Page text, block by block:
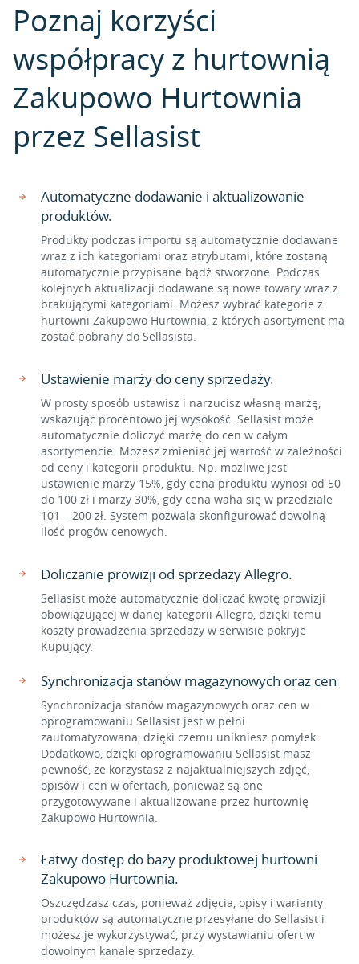
Poznaj korzyści
współpracy z hurtownią
Zakupowo Hurtownia
przez Sellasist
Automatyczne dodawanie i aktualizowanie
produktów.
Produkty podczas importu są automatycznie dodawane
wraz z ich kategoriami oraz atrybutami, które zostaną
automatycznie przypisane bądź stworzone. Podczas
kolejnych aktualizacji dodawane są nowe towary wraz z
brakującymi kategoriami. Możesz wybrać kategorie z
hurtowni Zakupowo Hurtownia, z których asortyment ma
zostać pobrany do Sellasista.
Ustawienie marży do ceny sprzedaży.
W prosty sposób ustawisz i narzucisz własną marżę,
wskazując procentowo jej wysokość. Sellasist może
automatycznie doliczyć marżę do cen w całym
asortymencie. Możesz zmieniać jej wartość w zależności
od ceny i kategorii produktu. Np. możliwe jest
ustawienie marży 15%, gdy cena produktu wynosi od 50
do 100 zł i marży 30%, gdy cena waha się w przedziale
101 – 200 zł. System pozwala skonfigurować dowolną
ilość progów cenowych.
Doliczanie prowizji od sprzedaży Allegro.
Sellasist może automatycznie doliczać kwotę prowizji
obowiązującej w danej kategorii Allegro, dzięki temu
koszty prowadzenia sprzedaży w serwisie pokryje
Kupujący.
Synchronizacja stanów magazynowych oraz cen
Synchronizacja stanów magazynowych oraz cen w
oprogramowaniu Sellasist jest w pełni
zautomatyzowana, dzięki czemu unikniesz pomyłek.
Dodatkowo, dzięki oprogramowaniu Sellasist masz
pewność, że korzystasz z najaktualniejszych zdjęć,
opisów i cen w ofertach, ponieważ są one
przygotowywane i aktualizowane przez hurtownię
Zakupowo Hurtownia.
Łatwy dostęp do bazy produktowej hurtowni
Zakupowo Hurtownia.
Oszczędzasz czas, ponieważ zdjęcia, opisy i warianty
produktów są automatyczne przesyłane do Sellasist i
możesz je wykorzystywać, przy wystawianiu ofert w
dowolnym kanale sprzedaży.